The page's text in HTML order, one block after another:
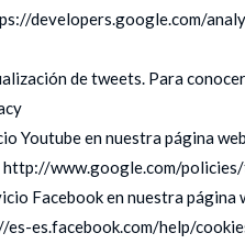
developers.google.com/
de tweets. Para
Youtube en nuestra página
http://www.google.com/
Facebook en nuestra página
es-es.facebook.com/help/